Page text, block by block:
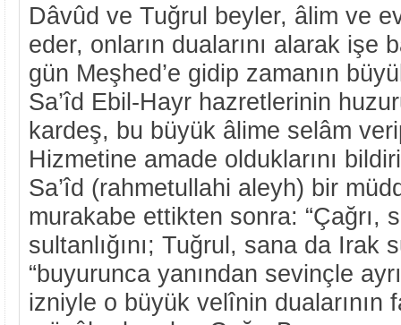
Dâvûd ve Tuğrul beyler, âlim ve
eder, onların dualarını alarak işe
gün Meşhed’e gidip zamanın
Sa’îd Ebil-Hayr hazretlerinin
kardeş, bu büyük âlime selâm
Hizmetine amade olduklarını
Sa’îd (rahmetullahi aleyh) bir
murakabe ettikten sonra: “Çağrı,
sultanlığını; Tuğrul, sana da Irak
“buyurunca yanından sevinçle
izniyle o büyük velînin dualarının